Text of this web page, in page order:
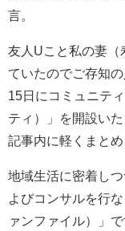
言。
友人Uこと私の妻（
ていたのでご存知
15日にコミュニテ
ティ）」を開設い
記事内に軽くまとめ
地域生活に密着し
よびコンサルを行
ァンファイル）」